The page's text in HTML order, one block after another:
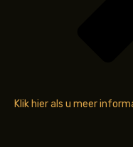
Klik hier als u meer